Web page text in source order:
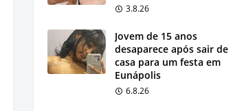
3.8.26
Jovem de 15 anos
desaparece após sair de
casa para um festa em
Eunápolis
6.8.26